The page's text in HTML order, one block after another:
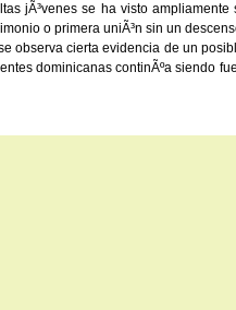
jÃ³venes se ha visto
o primera uniÃ³n sin un
observa cierta evidencia de un
dominicanas continÃºa siendo